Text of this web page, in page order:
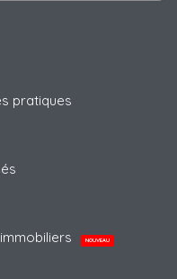
pratiques
NOUVEAU